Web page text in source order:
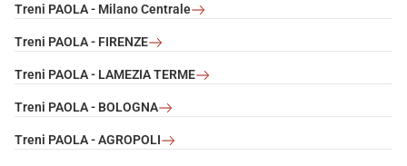
Treni PAOLA - Milano Centrale
Treni PAOLA - FIRENZE
Treni PAOLA - LAMEZIA TERME
Treni PAOLA - BOLOGNA
Treni PAOLA - AGROPOLI